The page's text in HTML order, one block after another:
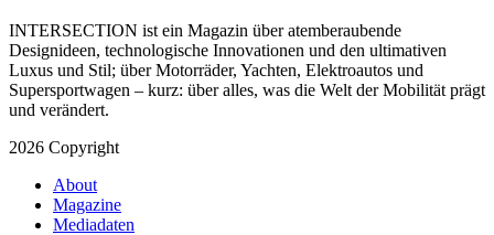
INTERSECTION ist ein Magazin über atemberaubende
Designideen, technologische Innovationen und den ultimativen
Luxus und Stil; über Motorräder, Yachten, Elektroautos und
Supersportwagen – kurz: über alles, was die Welt der Mobilität prägt
und verändert.
2026 Copyright
About
Magazine
Mediadaten